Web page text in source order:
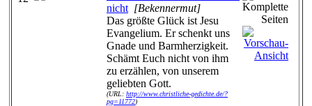
nicht [Bekennermut]
Das größte Glück ist Jesu
Evangelium. Er schenkt uns
Gnade und Barmherzigkeit.
Schämt Euch nicht von ihm
zu erzählen, von unserem
geliebten Gott.
(URL: http://www.christliche-gedichte.de/?
pg=11772)